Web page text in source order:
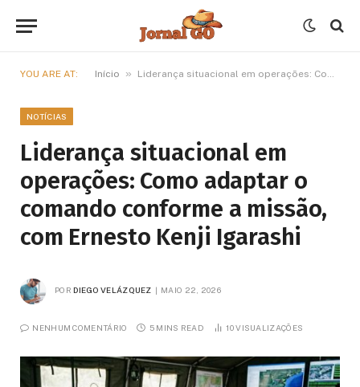
YOU ARE AT: Início » Liderança situacional em operações: Como adaptar o comando conforme a missão, com Ernesto Kenji Igarashi
NOTÍCIAS
Liderança situacional em
operações: Como adaptar o
comando conforme a missão,
com Ernesto Kenji Igarashi
POR DIEGO VELÁZQUEZ MAIO 22, 2026
NENHUM COMENTÁRIO 5 MINS READ 10VISUALIZAÇÕES